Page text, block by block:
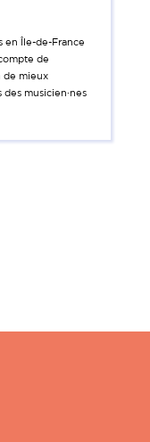
en Île-de-France
de
de mieux
musicien·nes